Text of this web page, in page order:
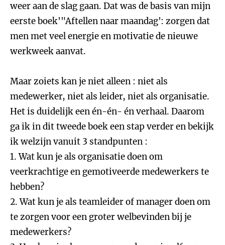
weer aan de slag gaan. Dat was de basis van mijn
eerste boek'"Aftellen naar maandag': zorgen dat
men met veel energie en motivatie de nieuwe
werkweek aanvat.
Maar zoiets kan je niet alleen : niet als
medewerker, niet als leider, niet als organisatie.
Het is duidelijk een én-én- én verhaal. Daarom
ga ik in dit tweede boek een stap verder en bekijk
ik welzijn vanuit 3 standpunten :
1. Wat kun je als organisatie doen om
veerkrachtige en gemotiveerde medewerkers te
hebben?
2. Wat kun je als teamleider of manager doen om
te zorgen voor een groter welbevinden bij je
medewerkers?